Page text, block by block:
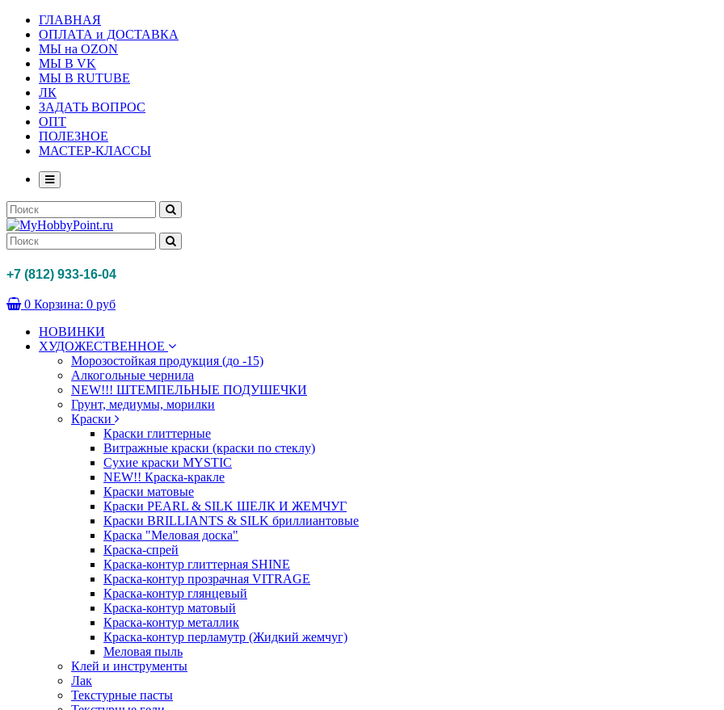
ГЛАВНАЯ
ОПЛАТА и ДОСТАВКА
МЫ на OZON
МЫ В VK
МЫ В RUTUBE
ЛК
ЗАДАТЬ ВОПРОС
ОПТ
ПОЛЕЗНОЕ
МАСТЕР-КЛАССЫ
+7 (812) 933-16-04
0 Корзина: 0 руб
НОВИНКИ
ХУДОЖЕСТВЕННОЕ
Морозостойкая продукция (до -15)
Алкогольные чернила
NEW!!! ШТЕМПЕЛЬНЫЕ ПОДУШЕЧКИ
Грунт, медиумы, морилки
Краски
Краски глиттерные
Витражные краски (краски по стеклу)
Сухие краски MYSTIC
NEW!! Краска-кракле
Краски матовые
Краски PEARL & SILK ШЕЛК И ЖЕМЧУГ
Краски BRILLIANTS & SILK бриллиантовые
Краска "Меловая доска"
Краска-спрей
Краска-контур глиттерная SHINE
Краска-контур прозрачная VITRAGE
Краска-контур глянцевый
Краска-контур матовый
Краска-контур металлик
Краска-контур перламутр (Жидкий жемчуг)
Меловая пыль
Клей и инструменты
Лак
Текстурные пасты